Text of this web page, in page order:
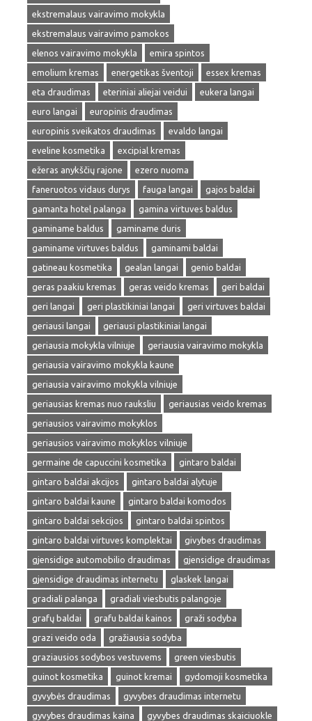
ekstremalaus vairavimo mokykla
ekstremalaus vairavimo pamokos
elenos vairavimo mokykla
emira spintos
emolium kremas
energetikas šventoji
essex kremas
eta draudimas
eteriniai aliejai veidui
eukera langai
euro langai
europinis draudimas
europinis sveikatos draudimas
evaldo langai
eveline kosmetika
excipial kremas
ežeras anykščių rajone
ezero nuoma
faneruotos vidaus durys
fauga langai
gajos baldai
gamanta hotel palanga
gamina virtuves baldus
gaminame baldus
gaminame duris
gaminame virtuves baldus
gaminami baldai
gatineau kosmetika
gealan langai
genio baldai
geras paakiu kremas
geras veido kremas
geri baldai
geri langai
geri plastikiniai langai
geri virtuves baldai
geriausi langai
geriausi plastikiniai langai
geriausia mokykla vilniuje
geriausia vairavimo mokykla
geriausia vairavimo mokykla kaune
geriausia vairavimo mokykla vilniuje
geriausias kremas nuo rauksliu
geriausias veido kremas
geriausios vairavimo mokyklos
geriausios vairavimo mokyklos vilniuje
germaine de capuccini kosmetika
gintaro baldai
gintaro baldai akcijos
gintaro baldai alytuje
gintaro baldai kaune
gintaro baldai komodos
gintaro baldai sekcijos
gintaro baldai spintos
gintaro baldai virtuves komplektai
givybes draudimas
gjensidige automobilio draudimas
gjensidige draudimas
gjensidige draudimas internetu
glaskek langai
gradiali palanga
gradiali viesbutis palangoje
grafų baldai
grafu baldai kainos
graži sodyba
grazi veido oda
gražiausia sodyba
graziausios sodybos vestuvems
green viesbutis
guinot kosmetika
guinot kremai
gydomoji kosmetika
gyvybės draudimas
gyvybes draudimas internetu
gyvybes draudimas kaina
gyvybes draudimas skaiciuokle